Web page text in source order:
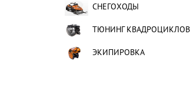
СНЕГОХОДЫ
ТЮНИНГ КВАДРОЦИКЛОВ
ЭКИПИРОВКА